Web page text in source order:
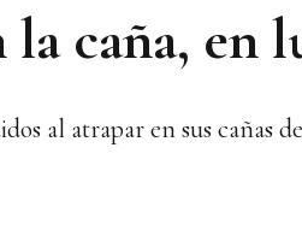
caña, en
al atrapar en sus cañas